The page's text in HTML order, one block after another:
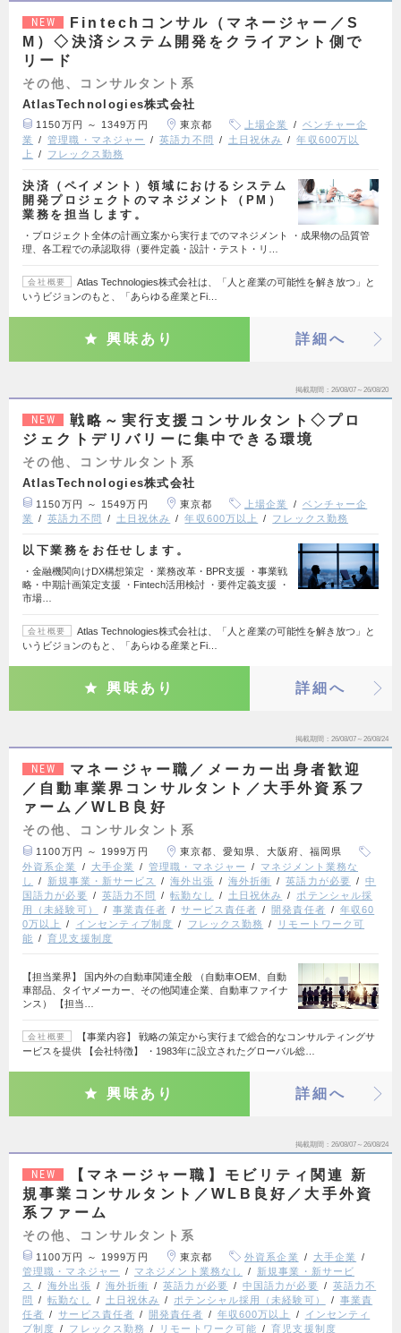
NEW
Fintechコンサル（マネージャー／S
M）◇決済システム開発をクライアント側で
リード
その他、コンサルタント系
AtlasTechnologies株式会社
1150万円 ～ 1349万円 東京都 上場企業
ベンチャー企
業
管理職・マネジャー 英語力不問 土日祝休み
年収600万以
上
フレックス勤務
決済（ペイメント）領域におけるシステム
開発プロジェクトのマネジメント（PM）
業務を担当します。
・プロジェクト全体の計画立案から実行までのマネジメント ・成果物の品質管
理、各工程での承認取得（要件定義・設計・テスト・リ…
会社概要
Atlas Technologies株式会社は、「人と産業の可能性を解き放つ」と
いうビジョンのもと、「あらゆる産業とFi…
興味あり 詳細へ
掲載期間 26/08/07～26/08/20
NEW
戦略～実行支援コンサルタント◇プロ
ジェクトデリバリーに集中できる環境
その他、コンサルタント系
AtlasTechnologies株式会社
1150万円 ～ 1549万円 東京都 上場企業
ベンチャー企
業
英語力不問 土日祝休み 年収600万以上 フレックス勤務
以下業務をお任せします。
・金融機関向けDX構想策定 ・業務改革・BPR支援 ・事業戦
略・中期計画策定支援 ・Fintech活用検討 ・要件定義支援 ・
市場…
会社概要
Atlas Technologies株式会社は、「人と産業の可能性を解き放つ」と
いうビジョンのもと、「あらゆる産業とFi…
興味あり 詳細へ
掲載期間 26/08/07～26/08/24
NEW
マネージャー職／メーカー出身者歓迎
／自動車業界コンサルタント／大手外資系フ
ァーム／WLB良好
その他、コンサルタント系
1100万円 ～ 1999万円
東京都、愛知県、大阪府、福岡県
外資系企業
大手企業 管理職・マネジャー
マネジメント業務な
し
新規事業・新サービス 海外出張 海外折衝 英語力が必要
中
国語力が必要
英語力不問 転勤なし 土日祝休み
ポテンシャル採
用（未経験可）
事業責任者 サービス責任者 開発責任者
年収60
0万以上
インセンティブ制度 フレックス勤務
リモートワーク可
能
育児支援制度
【担当業界】 国内外の自動車関連全般 （自動車OEM、自動
車部品、タイヤメーカー、その他関連企業、自動車ファイナ
ンス） 【担当…
会社概要
【事業内容】 戦略の策定から実行まで総合的なコンサルティングサ
ービスを提供 【会社特徴】 ・1983年に設立されたグローバル総…
興味あり 詳細へ
掲載期間 26/08/07～26/08/24
NEW
【マネージャー職】モビリティ関連 新
規事業コンサルタント／WLB良好／大手外資
系ファーム
その他、コンサルタント系
1100万円 ～ 1999万円 東京都 外資系企業
大手企業
管理職・マネジャー
マネジメント業務なし
新規事業・新サービ
ス
海外出張 海外折衝 英語力が必要 中国語力が必要
英語力不
問
転勤なし 土日祝休み ポテンシャル採用（未経験可）
事業責
任者
サービス責任者 開発責任者 年収600万以上
インセンティ
ブ制度
フレックス勤務 リモートワーク可能 育児支援制度